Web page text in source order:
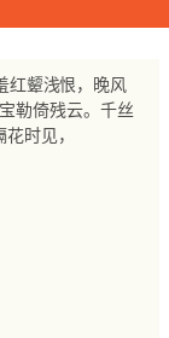
红颦浅恨，晚风
勒倚残云。千丝
时见，